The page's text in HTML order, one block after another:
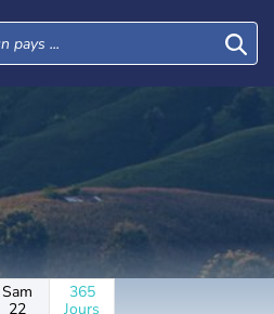
Sam
22
365
Jours